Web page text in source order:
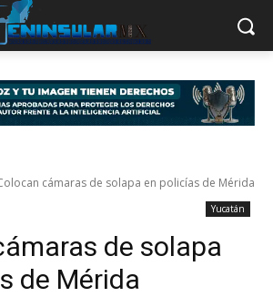
cámaras de solapa en policías de Mérida
Yucatán
de solapa
de Mérida